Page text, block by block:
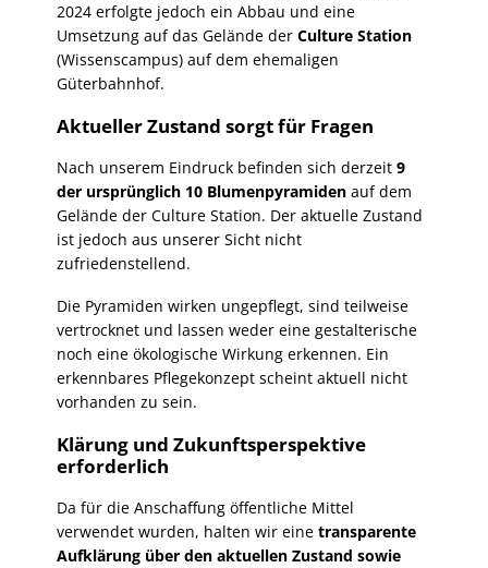
2024 erfolgte jedoch ein Abbau und eine
Umsetzung auf das Gelände derCulture Station
(Wissenscampus) auf dem ehemaligen
Güterbahnhof.
Aktueller Zustand sorgt für Fragen
Nach unserem Eindruck befinden sich derzeit9
der ursprünglich 10 Blumenpyramiden auf dem
Gelände der Culture Station. Der aktuelle Zustand
ist jedoch aus unserer Sicht nicht
zufriedenstellend.
Die Pyramiden wirken ungepflegt, sind teilweise
vertrocknet und lassen weder eine gestalterische
noch eine ökologische Wirkung erkennen. Ein
erkennbares Pflegekonzept scheint aktuell nicht
vorhanden zu sein.
Klärung und Zukunftsperspektive
erforderlich
Da für die Anschaffung öffentliche Mittel
verwendet wurden, halten wir einetransparente
Aufklärung über den aktuellen Zustand sowie